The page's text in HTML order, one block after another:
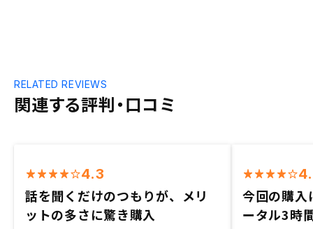
関連する評判・口コミ
RELATED REVIEWS
4.3
話を聞くだけのつもりが、メリ
ットの多さに驚き購入
今回の購入
ータル3時